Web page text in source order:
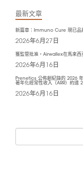
最新文章
新篇章：Immuno Cure 現已
2026年6月27日
獲監管批准，Airwallex在馬來西
2026年6月16日
Prenetics 公佈創紀錄的 2026
著年化經常性收入（ARR）約達
2026年6月16日